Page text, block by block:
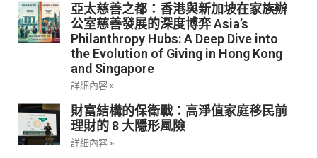
亞太慈善之都：香港與新加坡在家族辦
公室慈善發展的深度博弈 Asia’s
Philanthropy Hubs: A Deep Dive into
the Evolution of Giving in Hong Kong
and Singapore
詳細內容 »
財富結構的保衛戰：高淨值家庭移民前
理財的 8 大隱形風險
詳細內容 »